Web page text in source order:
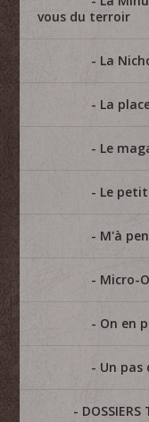
vous du terroir
La
La
Le
Le
M'à
Micro-
On en
Un pas
DOSSIERS